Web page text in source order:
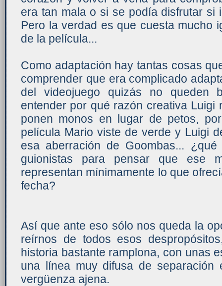
era tan mala o si se podía disfrutar si
Pero la verdad es que cuesta mucho
de la película...
Como adaptación hay tantas cosas
comprender que era complicado
del videojuego quizás no queden
entender por qué razón creativa Luigi
ponen monos en lugar de petos,
película Mario viste de verde y Luigi
esa aberración de Goombas...
guionistas para pensar que ese
representan mínimamente lo que
fecha?
Así que ante eso sólo nos queda la
reírnos de todos esos
historia bastante ramplona, con unas
una línea muy difusa de separación
vergüenza ajena.